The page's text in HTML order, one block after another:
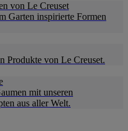
von Le Creuset
Garten inspirierte Formen
Produkte von Le Creuset.
mit unseren
aus aller Welt.